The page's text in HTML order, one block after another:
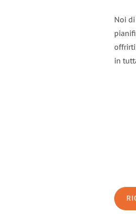
Noi
offrirti
in